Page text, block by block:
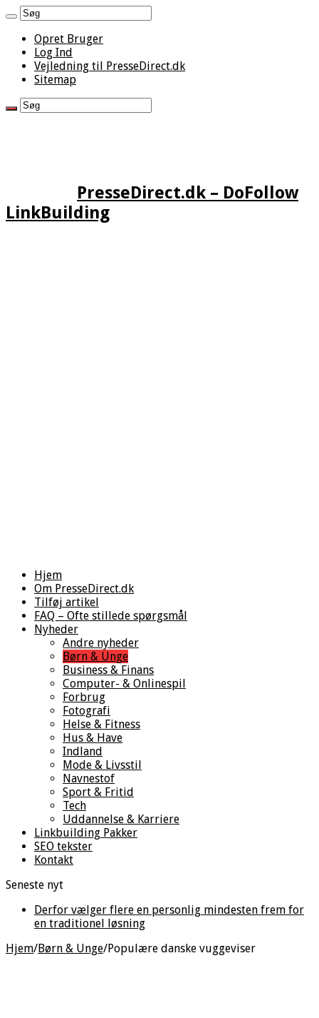
Opret Bruger
Log Ind
Vejledning til PresseDirect.dk
Sitemap
PresseDirect.dk – DoFollow
LinkBuilding
Hjem
Om PresseDirect.dk
Tilføj artikel
FAQ – Ofte stillede spørgsmål
Nyheder
Andre nyheder
Børn & Unge
Business & Finans
Computer- & Onlinespil
Forbrug
Fotografi
Helse & Fitness
Hus & Have
Indland
Mode & Livsstil
Navnestof
Sport & Fritid
Tech
Uddannelse & Karriere
Linkbuilding Pakker
SEO tekster
Kontakt
Seneste nyt
Derfor vælger flere en personlig mindesten frem for
en traditionel løsning
Hjem/Børn & Unge/Populære danske vuggeviser